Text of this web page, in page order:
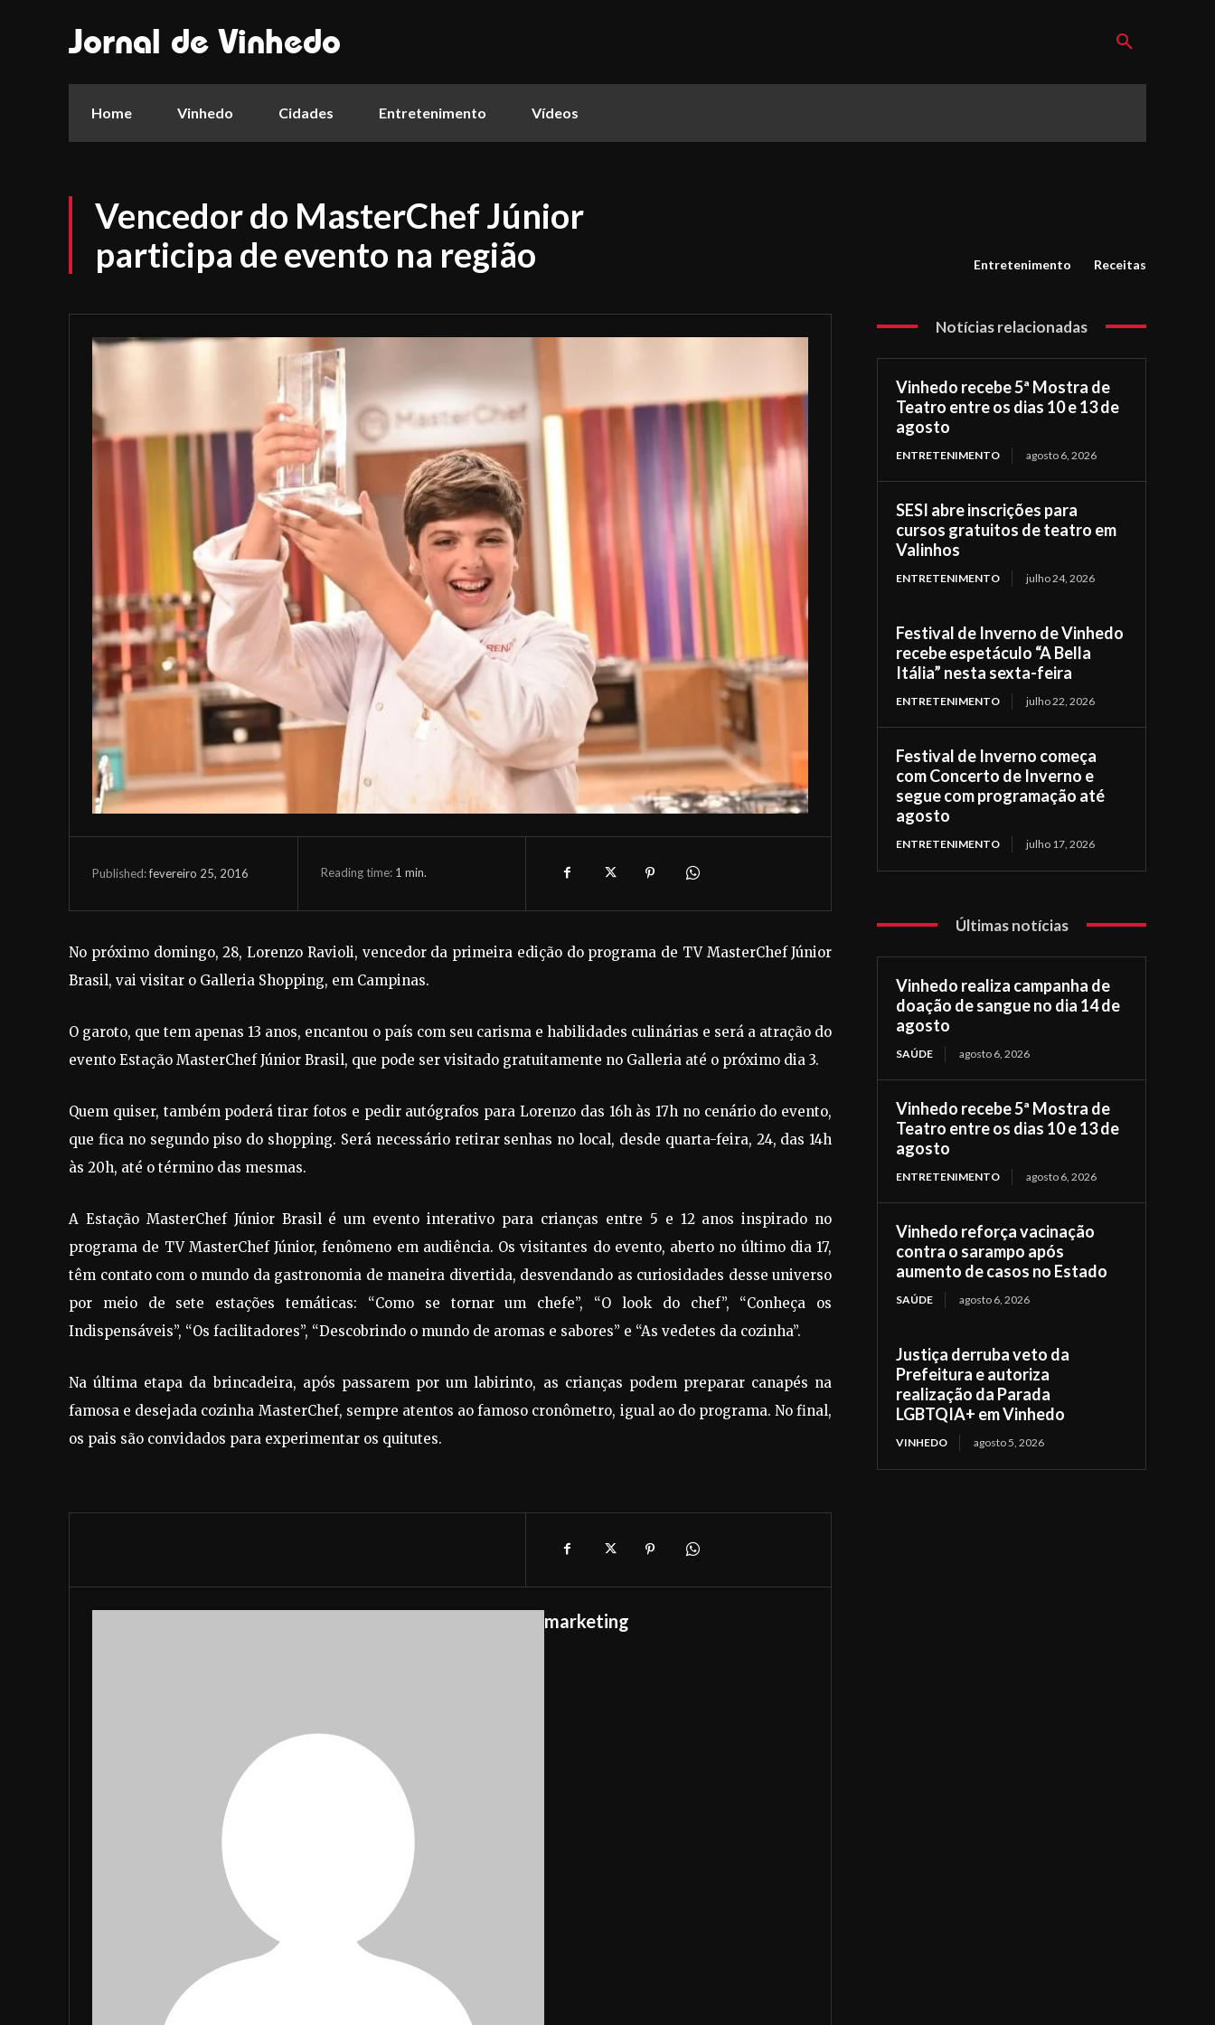
Jornal de Vinhedo
Home Vinhedo Cidades Entretenimento Vídeos
Vencedor do MasterChef Júnior
participa de evento na região
Entretenimento Receitas
Published:fevereiro 25, 2016 Reading time: 1 min.
No próximo domingo, 28, Lorenzo Ravioli, vencedor da primeira edição do programa de TV MasterChef Júnior
Brasil, vai visitar o Galleria Shopping, em Campinas.
O garoto, que tem apenas 13 anos, encantou o país com seu carisma e habilidades culinárias e será a atração do
evento Estação MasterChef Júnior Brasil, que pode ser visitado gratuitamente no Galleria até o próximo dia 3.
Quem quiser, também poderá tirar fotos e pedir autógrafos para Lorenzo das 16h às 17h no cenário do evento,
que fica no segundo piso do shopping. Será necessário retirar senhas no local, desde quarta-feira, 24, das 14h
às 20h, até o término das mesmas.
A Estação MasterChef Júnior Brasil é um evento interativo para crianças entre 5 e 12 anos inspirado no
programa de TV MasterChef Júnior, fenômeno em audiência. Os visitantes do evento, aberto no último dia 17,
têm contato com o mundo da gastronomia de maneira divertida, desvendando as curiosidades desse universo
por meio de sete estações temáticas: “Como se tornar um chefe”, “O look do chef”, “Conheça os
Indispensáveis”, “Os facilitadores”, “Descobrindo o mundo de aromas e sabores” e “As vedetes da cozinha”.
Na última etapa da brincadeira, após passarem por um labirinto, as crianças podem preparar canapés na
famosa e desejada cozinha MasterChef, sempre atentos ao famoso cronômetro, igual ao do programa. No final,
os pais são convidados para experimentar os quitutes.
marketing
Notícias relacionadas
Vinhedo recebe 5ª Mostra de
Teatro entre os dias 10 e 13 de
agosto
ENTRETENIMENTO agosto 6, 2026
SESI abre inscrições para
cursos gratuitos de teatro em
Valinhos
ENTRETENIMENTO julho 24, 2026
Festival de Inverno de Vinhedo
recebe espetáculo “A Bella
Itália” nesta sexta-feira
ENTRETENIMENTO julho 22, 2026
Festival de Inverno começa
com Concerto de Inverno e
segue com programação até
agosto
ENTRETENIMENTO julho 17, 2026
Últimas notícias
Vinhedo realiza campanha de
doação de sangue no dia 14 de
agosto
SAÚDE agosto 6, 2026
Vinhedo recebe 5ª Mostra de
Teatro entre os dias 10 e 13 de
agosto
ENTRETENIMENTO agosto 6, 2026
Vinhedo reforça vacinação
contra o sarampo após
aumento de casos no Estado
SAÚDE agosto 6, 2026
Justiça derruba veto da
Prefeitura e autoriza
realização da Parada
LGBTQIA+ em Vinhedo
VINHEDO agosto 5, 2026